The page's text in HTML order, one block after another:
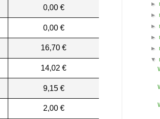
0,00 €
0,00 €
16,70 €
14,02 €
9,15 €
2,00 €
►
►
►
►
►
▼